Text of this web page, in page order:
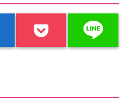
line